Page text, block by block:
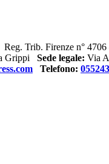
Reg. Trib. Firenze n° 4706
Grippi Sede legale: Via
Telefono: